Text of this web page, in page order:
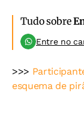
Tudo sobre
Entre no
>>>
esquema de